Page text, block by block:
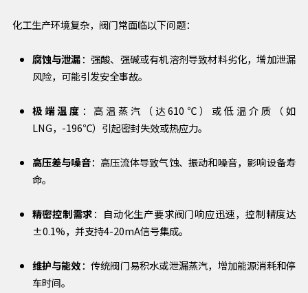
化工生产环境复杂，阀门常面临以下问题：
腐蚀与泄漏：强酸、强碱或有机溶剂导致材料劣化，增加泄漏
风险，可能引发安全事故。
极端温度 ：高温蒸汽（达610℃）或低温介质（如
LNG，-196℃）引起密封失效或热应力。
高压差与噪音：高压流体导致气蚀、振动和噪音，影响设备寿
命。
精密控制需求：自动化生产要求阀门响应迅速，控制精度达
±0.1%，并支持4-20mA信号集成。
维护与能效：传统阀门易积水或泄漏蒸汽，增加能源消耗和停
车时间。